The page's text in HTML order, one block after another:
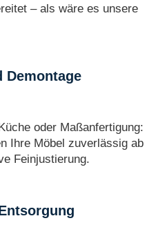
– als wäre es unsere
Demontage
oder Maßanfertigung:
Ihre Möbel zuverlässig ab
Feinjustierung.